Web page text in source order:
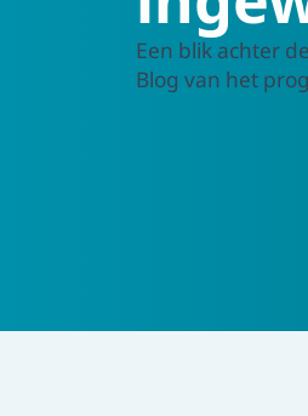
Een blik achter
Blog van het